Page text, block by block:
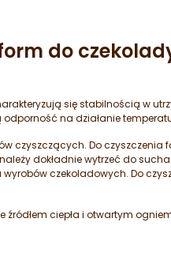
do
się stabilnością w
na działanie
czyszczących. Do czyszczenia
dokładnie wytrzeć do
czekoladowych. Do
ciepła i otwartym